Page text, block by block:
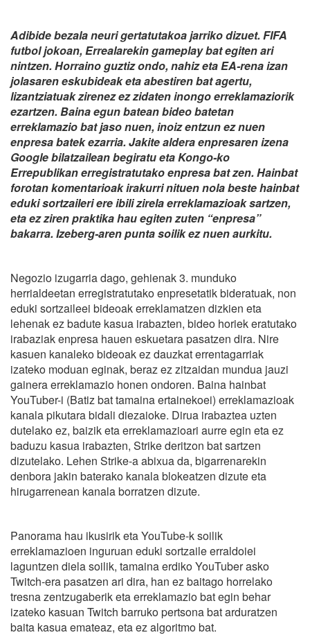
Adibide bezala neuri gertatutakoa jarriko dizuet. FIFA
futbol jokoan, Errealarekin gameplay bat egiten ari
nintzen. Horraino guztiz ondo, nahiz eta EA-rena izan
jolasaren eskubideak eta abestiren bat agertu,
lizantziatuak zirenez ez zidaten inongo erreklamaziorik
ezartzen. Baina egun batean bideo batetan
erreklamazio bat jaso nuen, inoiz entzun ez nuen
enpresa batek ezarria. Jakite aldera enpresaren izena
Google bilatzailean begiratu eta Kongo-ko
Errepublikan erregistratutako enpresa bat zen. Hainbat
forotan komentarioak irakurri nituen nola beste hainbat
eduki sortzaileri ere ibili zirela erreklamazioak sartzen,
eta ez ziren praktika hau egiten zuten “enpresa”
bakarra. Izeberg-aren punta soilik ez nuen aurkitu.
Negozio izugarria dago, gehienak 3. munduko
herrialdeetan erregistratutako enpresetatik bideratuak, non
eduki sortzaileei bideoak erreklamatzen dizkien eta
lehenak ez badute kasua irabazten, bideo horiek eratutako
irabaziak enpresa hauen eskuetara pasatzen dira. Nire
kasuen kanaleko bideoak ez dauzkat errentagarriak
izateko moduan eginak, beraz ez zitzaidan mundua jauzi
gainera erreklamazio honen ondoren. Baina hainbat
YouTuber-i (Batiz bat tamaina ertainekoei) erreklamazioak
kanala pikutara bidali diezaioke. Dirua irabaztea uzten
dutelako ez, baizik eta erreklamazioari aurre egin eta ez
baduzu kasua irabazten, Strike deritzon bat sartzen
dizutelako. Lehen Strike-a abixua da, bigarrenarekin
denbora jakin baterako kanala blokeatzen dizute eta
hirugarrenean kanala borratzen dizute.
Panorama hau ikusirik eta YouTube-k soilik
erreklamazioen inguruan eduki sortzaile erraldoiei
laguntzen diela soilik, tamaina erdiko YouTuber asko
Twitch-era pasatzen ari dira, han ez baitago horrelako
tresna zentzugaberik eta erreklamazio bat egin behar
izateko kasuan Twitch barruko pertsona bat arduratzen
baita kasua emateaz, eta ez algoritmo bat.